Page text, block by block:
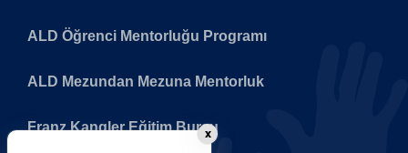
ALD Öğrenci Mentorluğu Programı
ALD Mezundan Mezuna Mentorluk
Franz Kangler Eğitim Bursu
x